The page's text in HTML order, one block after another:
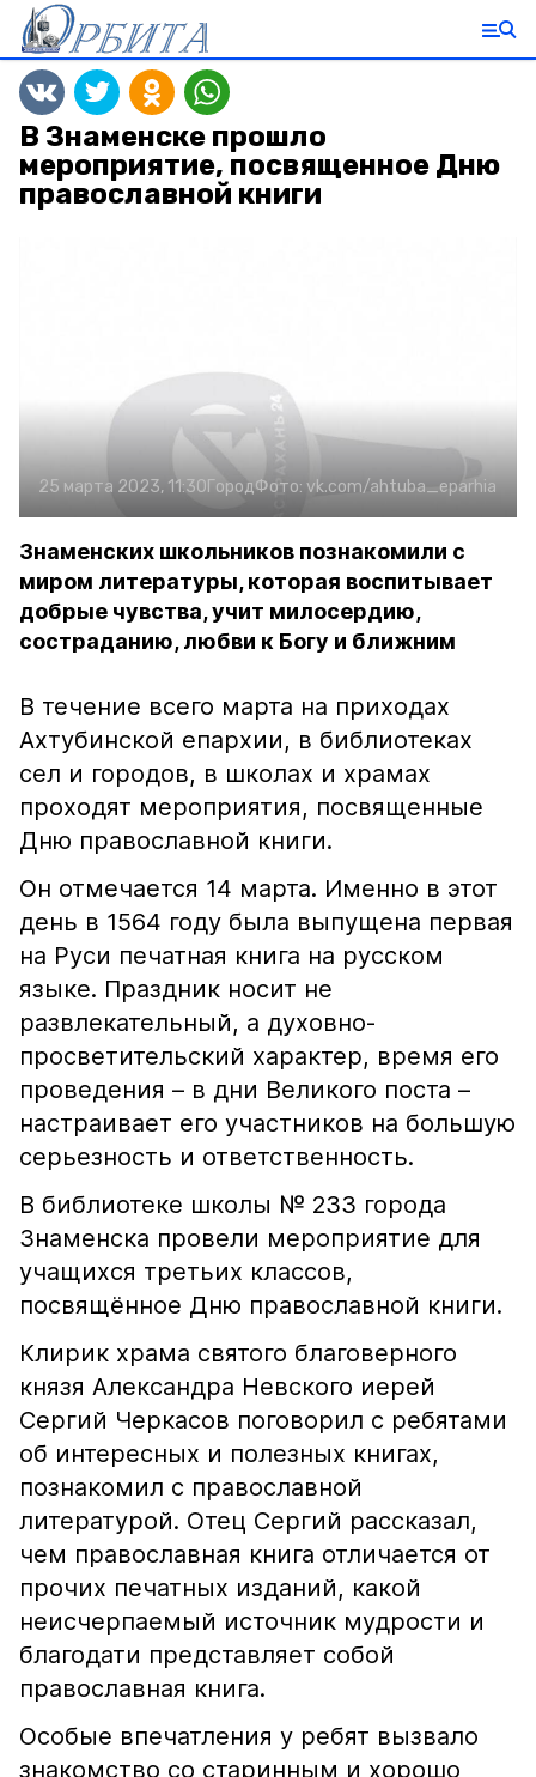
В Знаменске прошло
мероприятие, посвященное Дню
православной книги
25 марта 2023, 11:30ГородФото: vk.com/ahtuba_eparhia
Знаменских школьников познакомили с
миром литературы, которая воспитывает
добрые чувства, учит милосердию,
состраданию, любви к Богу и ближним
В течение всего марта на приходах
Ахтубинской епархии, в библиотеках
сел и городов, в школах и храмах
проходят мероприятия, посвященные
Дню православной книги.
Он отмечается 14 марта. Именно в этот
день в 1564 году была выпущена первая
на Руси печатная книга на русском
языке. Праздник носит не
развлекательный, а духовно-
просветительский характер, время его
проведения – в дни Великого поста –
настраивает его участников на большую
серьезность и ответственность.
В библиотеке школы № 233 города
Знаменска провели мероприятие для
учащихся третьих классов,
посвящённое Дню православной книги.
Клирик храма святого благоверного
князя Александра Невского иерей
Сергий Черкасов поговорил с ребятами
об интересных и полезных книгах,
познакомил с православной
литературой. Отец Сергий рассказал,
чем православная книга отличается от
прочих печатных изданий, какой
неисчерпаемый источник мудрости и
благодати представляет собой
православная книга.
Особые впечатления у ребят вызвало
знакомство со старинным и хорошо